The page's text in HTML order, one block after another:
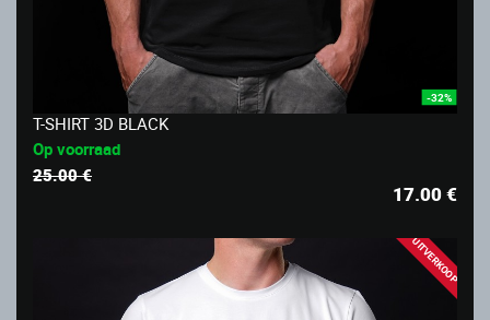
-32%
T-SHIRT 3D BLACK
Op voorraad
25.00 €
17.00€
UITVERKOOP